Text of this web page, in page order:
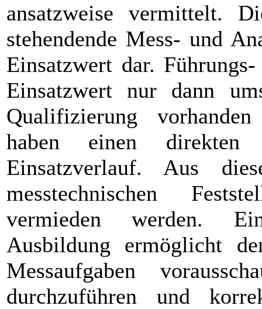
ansatzweise vermittelt.
stehendende Mess- und
Einsatzwert dar.
Einsatzwert nur dann
Qualifizierung
haben einen
Einsatzverlauf. Aus
messtechnischen
vermieden werden.
Ausbildung ermöglicht
Messaufgaben
durchzuführen und